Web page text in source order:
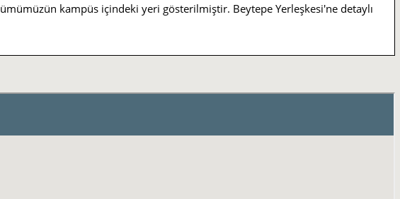
kampüs içindeki yeri gösterilmiştir. Beytepe Yerleşkesi'ne detaylı